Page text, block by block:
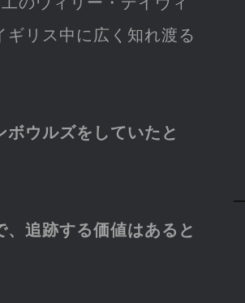
ギリス中に広く知れ渡る
ボウルズをしていたと
、追跡する価値はあると